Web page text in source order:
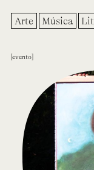
Arte Música
evento